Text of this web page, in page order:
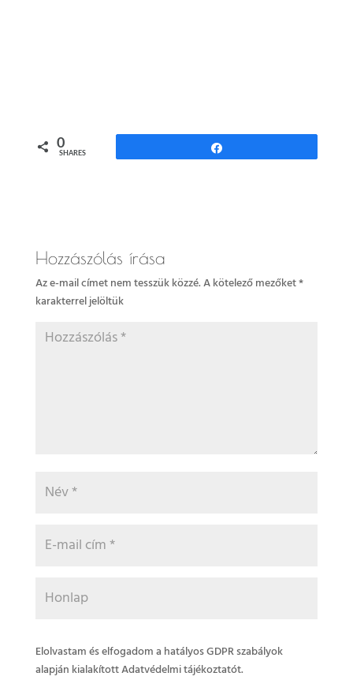
0
SHARES
Hozzászólás írása
Az e-mail címet nem tesszük közzé.A kötelező mezőket*
karakterrel jelöltük
Elolvastam és elfogadom a hatályos GDPR szabályok
alapján kialakított Adatvédelmi tájékoztatót.